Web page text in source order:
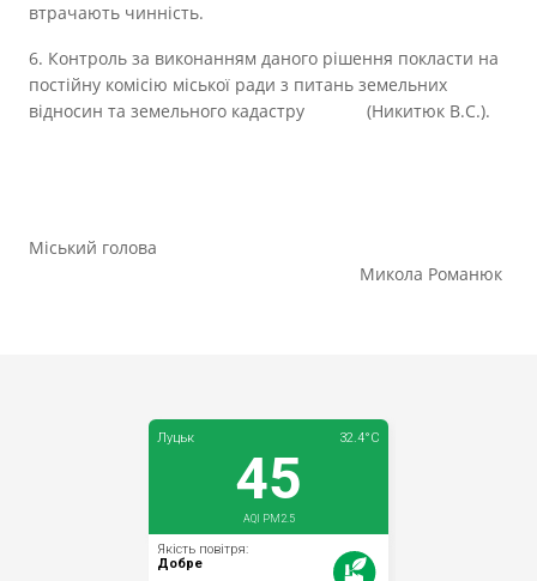
втрачають чинність.
6. Контроль за виконанням даного рішення покласти на
постійну комісію міської ради з питань земельних
відносин та земельного кадастру (Никитюк В.С.).
Міський голова
Микола Романюк